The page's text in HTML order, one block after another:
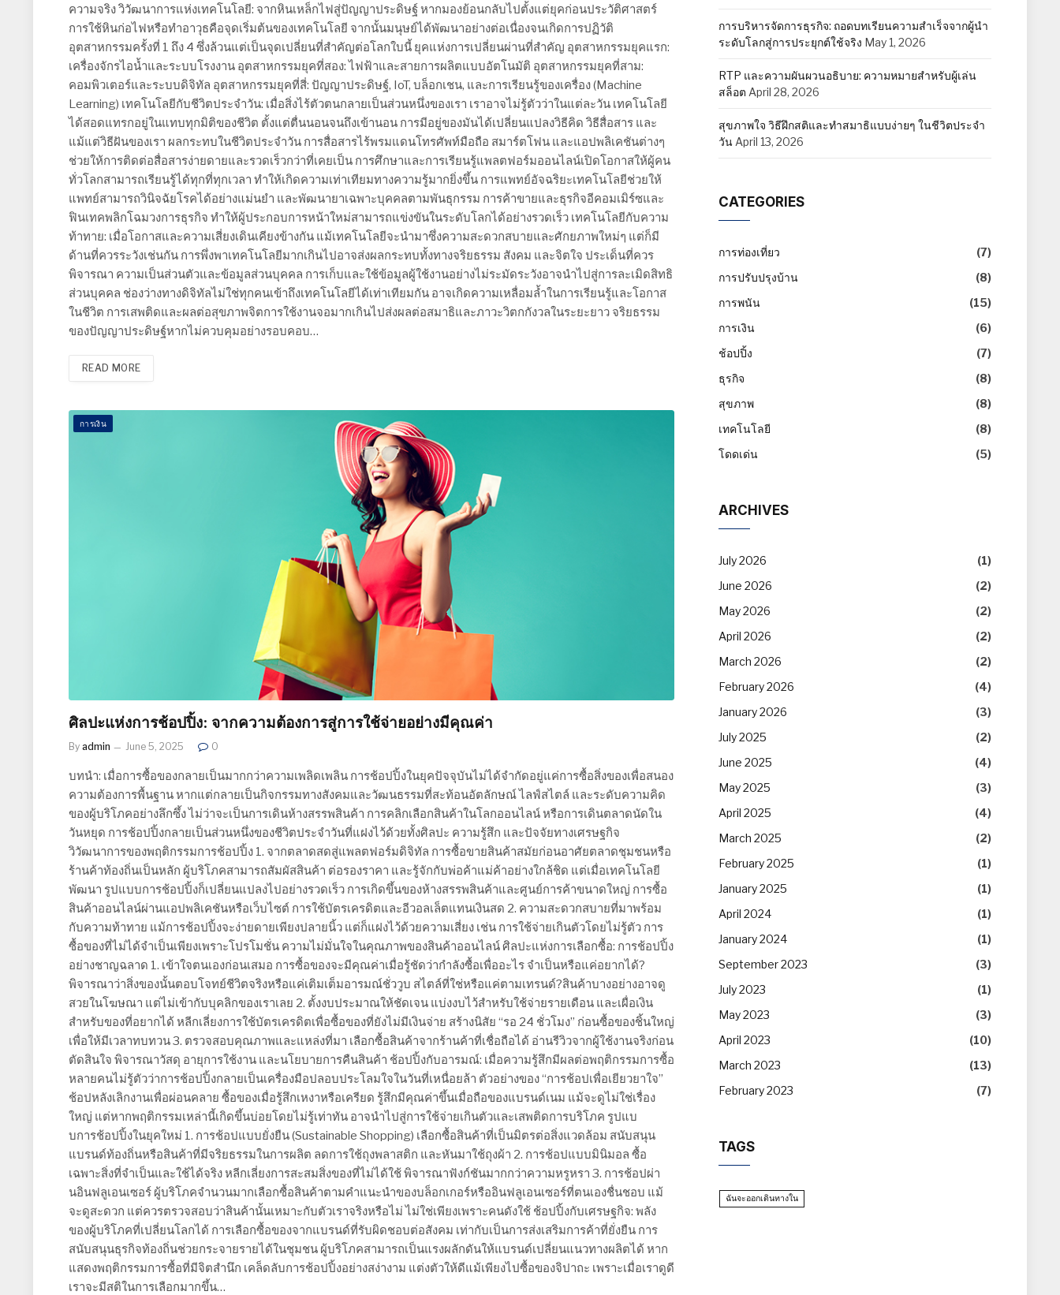
ความจริง วิวัฒนาการแห่งเทคโนโลยี: จากหินเหล็กไฟสู่ปัญญาประดิษฐ์ หากมองย้อนกลับไปตั้งแต่ยุคก่อนประวัติศาสตร์
การใช้หินก่อไฟหรือทำอาวุธคือจุดเริ่มต้นของเทคโนโลยี จากนั้นมนุษย์ได้พัฒนาอย่างต่อเนื่องจนเกิดการปฏิวัติ
อุตสาหกรรมครั้งที่ 1 ถึง 4 ซึ่งล้วนแต่เป็นจุดเปลี่ยนที่สำคัญต่อโลกใบนี้ ยุคแห่งการเปลี่ยนผ่านที่สำคัญ อุตสาหกรรมยุคแรก:
เครื่องจักรไอน้ำและระบบโรงงาน อุตสาหกรรมยุคที่สอง: ไฟฟ้าและสายการผลิตแบบอัตโนมัติ อุตสาหกรรมยุคที่สาม:
คอมพิวเตอร์และระบบดิจิทัล อุตสาหกรรมยุคที่สี่: ปัญญาประดิษฐ์, IoT, บล็อกเชน, และการเรียนรู้ของเครื่อง (Machine
Learning) เทคโนโลยีกับชีวิตประจำวัน: เมื่อสิ่งไร้ตัวตนกลายเป็นส่วนหนึ่งของเรา เราอาจไม่รู้ตัวว่าในแต่ละวัน เทคโนโลยี
ได้สอดแทรกอยู่ในแทบทุกมิติของชีวิต ตั้งแต่ตื่นนอนจนถึงเข้านอน การมีอยู่ของมันได้เปลี่ยนแปลงวิธีคิด วิธีสื่อสาร และ
แม้แต่วิธีฝันของเรา ผลกระทบในชีวิตประจำวัน การสื่อสารไร้พรมแดนโทรศัพท์มือถือ สมาร์ตโฟน และแอปพลิเคชันต่างๆ
ช่วยให้การติดต่อสื่อสารง่ายดายและรวดเร็วกว่าที่เคยเป็น การศึกษาและการเรียนรู้แพลตฟอร์มออนไลน์เปิดโอกาสให้ผู้คน
ทั่วโลกสามารถเรียนรู้ได้ทุกที่ทุกเวลา ทำให้เกิดความเท่าเทียมทางความรู้มากยิ่งขึ้น การแพทย์อัจฉริยะเทคโนโลยีช่วยให้
แพทย์สามารถวินิจฉัยโรคได้อย่างแม่นยำ และพัฒนายาเฉพาะบุคคลตามพันธุกรรม การค้าขายและธุรกิจอีคอมเมิร์ซและ
ฟินเทคพลิกโฉมวงการธุรกิจ ทำให้ผู้ประกอบการหน้าใหม่สามารถแข่งขันในระดับโลกได้อย่างรวดเร็ว เทคโนโลยีกับความ
ท้าทาย: เมื่อโอกาสและความเสี่ยงเดินเคียงข้างกัน แม้เทคโนโลยีจะนำมาซึ่งความสะดวกสบายและศักยภาพใหม่ๆ แต่ก็มี
ด้านที่ควรระวังเช่นกัน การพึ่งพาเทคโนโลยีมากเกินไปอาจส่งผลกระทบทั้งทางจริยธรรม สังคม และจิตใจ ประเด็นที่ควร
พิจารณา ความเป็นส่วนตัวและข้อมูลส่วนบุคคล การเก็บและใช้ข้อมูลผู้ใช้งานอย่างไม่ระมัดระวังอาจนำไปสู่การละเมิดสิทธิ
ส่วนบุคคล ช่องว่างทางดิจิทัลไม่ใช่ทุกคนเข้าถึงเทคโนโลยีได้เท่าเทียมกัน อาจเกิดความเหลื่อมล้ำในการเรียนรู้และโอกาส
ในชีวิต การเสพติดและผลต่อสุขภาพจิตการใช้งานจอมากเกินไปส่งผลต่อสมาธิและภาวะวิตกกังวลในระยะยาว จริยธรรม
ของปัญญาประดิษฐ์หากไม่ควบคุมอย่างรอบคอบ…
READ MORE
การเงิน
ศิลปะแห่งการช้อปปิ้ง: จากความต้องการสู่การใช้จ่ายอย่างมีคุณค่า
By admin June 5, 2025 0
บทนำ: เมื่อการซื้อของกลายเป็นมากกว่าความเพลิดเพลิน การช้อปปิ้งในยุคปัจจุบันไม่ได้จำกัดอยู่แค่การซื้อสิ่งของเพื่อสนอง
ความต้องการพื้นฐาน หากแต่กลายเป็นกิจกรรมทางสังคมและวัฒนธรรมที่สะท้อนอัตลักษณ์ ไลฟ์สไตล์ และระดับความคิด
ของผู้บริโภคอย่างลึกซึ้ง ไม่ว่าจะเป็นการเดินห้างสรรพสินค้า การคลิกเลือกสินค้าในโลกออนไลน์ หรือการเดินตลาดนัดใน
วันหยุด การช้อปปิ้งกลายเป็นส่วนหนึ่งของชีวิตประจำวันที่แฝงไว้ด้วยทั้งศิลปะ ความรู้สึก และปัจจัยทางเศรษฐกิจ
วิวัฒนาการของพฤติกรรมการช้อปปิ้ง 1. จากตลาดสดสู่แพลตฟอร์มดิจิทัล การซื้อขายสินค้าสมัยก่อนอาศัยตลาดชุมชนหรือ
ร้านค้าท้องถิ่นเป็นหลัก ผู้บริโภคสามารถสัมผัสสินค้า ต่อรองราคา และรู้จักกับพ่อค้าแม่ค้าอย่างใกล้ชิด แต่เมื่อเทคโนโลยี
พัฒนา รูปแบบการช้อปปิ้งก็เปลี่ยนแปลงไปอย่างรวดเร็ว การเกิดขึ้นของห้างสรรพสินค้าและศูนย์การค้าขนาดใหญ่ การซื้อ
สินค้าออนไลน์ผ่านแอปพลิเคชันหรือเว็บไซต์ การใช้บัตรเครดิตและอีวอลเล็ตแทนเงินสด 2. ความสะดวกสบายที่มาพร้อม
กับความท้าทาย แม้การช้อปปิ้งจะง่ายดายเพียงปลายนิ้ว แต่ก็แฝงไว้ด้วยความเสี่ยง เช่น การใช้จ่ายเกินตัวโดยไม่รู้ตัว การ
ซื้อของที่ไม่ได้จำเป็นเพียงเพราะโปรโมชั่น ความไม่มั่นใจในคุณภาพของสินค้าออนไลน์ ศิลปะแห่งการเลือกซื้อ: การช้อปปิ้ง
อย่างชาญฉลาด 1. เข้าใจตนเองก่อนเสมอ การซื้อของจะมีคุณค่าเมื่อรู้ชัดว่ากำลังซื้อเพื่ออะไร จำเป็นหรือแค่อยากได้?
พิจารณาว่าสิ่งของนั้นตอบโจทย์ชีวิตจริงหรือแค่เติมเต็มอารมณ์ชั่ววูบ สไตล์ที่ใช่หรือแค่ตามเทรนด์?สินค้าบางอย่างอาจดู
สวยในโฆษณา แต่ไม่เข้ากับบุคลิกของเราเลย 2. ตั้งงบประมาณให้ชัดเจน แบ่งงบไว้สำหรับใช้จ่ายรายเดือน และเผื่อเงิน
สำหรับของที่อยากได้ หลีกเลี่ยงการใช้บัตรเครดิตเพื่อซื้อของที่ยังไม่มีเงินจ่าย สร้างนิสัย “รอ 24 ชั่วโมง” ก่อนซื้อของชิ้นใหญ่
เพื่อให้มีเวลาทบทวน 3. ตรวจสอบคุณภาพและแหล่งที่มา เลือกซื้อสินค้าจากร้านค้าที่เชื่อถือได้ อ่านรีวิวจากผู้ใช้งานจริงก่อน
ตัดสินใจ พิจารณาวัสดุ อายุการใช้งาน และนโยบายการคืนสินค้า ช้อปปิ้งกับอารมณ์: เมื่อความรู้สึกมีผลต่อพฤติกรรมการซื้อ
หลายคนไม่รู้ตัวว่าการช้อปปิ้งกลายเป็นเครื่องมือปลอบประโลมใจในวันที่เหนื่อยล้า ตัวอย่างของ “การช้อปเพื่อเยียวยาใจ”
ช้อปหลังเลิกงานเพื่อผ่อนคลาย ซื้อของเมื่อรู้สึกเหงาหรือเครียด รู้สึกมีคุณค่าขึ้นเมื่อถือของแบรนด์เนม แม้จะดูไม่ใช่เรื่อง
ใหญ่ แต่หากพฤติกรรมเหล่านี้เกิดขึ้นบ่อยโดยไม่รู้เท่าทัน อาจนำไปสู่การใช้จ่ายเกินตัวและเสพติดการบริโภค รูปแบ
บการช้อปปิ้งในยุคใหม่ 1. การช้อปแบบยั่งยืน (Sustainable Shopping) เลือกซื้อสินค้าที่เป็นมิตรต่อสิ่งแวดล้อม สนับสนุน
แบรนด์ท้องถิ่นหรือสินค้าที่มีจริยธรรมในการผลิต ลดการใช้ถุงพลาสติก และหันมาใช้ถุงผ้า 2. การช้อปแบบมินิมอล ซื้อ
เฉพาะสิ่งที่จำเป็นและใช้ได้จริง หลีกเลี่ยงการสะสมสิ่งของที่ไม่ได้ใช้ พิจารณาฟังก์ชันมากกว่าความหรูหรา 3. การช้อปผ่า
นอินฟลูเอนเซอร์ ผู้บริโภคจำนวนมากเลือกซื้อสินค้าตามคำแนะนำของบล็อกเกอร์หรืออินฟลูเอนเซอร์ที่ตนเองชื่นชอบ แม้
จะดูสะดวก แต่ควรตรวจสอบว่าสินค้านั้นเหมาะกับตัวเราจริงหรือไม่ ไม่ใช่เพียงเพราะคนดังใช้ ช้อปปิ้งกับเศรษฐกิจ: พลัง
ของผู้บริโภคที่เปลี่ยนโลกได้ การเลือกซื้อของจากแบรนด์ที่รับผิดชอบต่อสังคม เท่ากับเป็นการส่งเสริมการค้าที่ยั่งยืน การ
สนับสนุนธุรกิจท้องถิ่นช่วยกระจายรายได้ในชุมชน ผู้บริโภคสามารถเป็นแรงผลักดันให้แบรนด์เปลี่ยนแนวทางผลิตได้ หาก
แสดงพฤติกรรมการซื้อที่มีจิตสำนึก เคล็ดลับการช้อปปิ้งอย่างสง่างาม แต่งตัวให้ดีแม้เพียงไปซื้อของจิปาถะ เพราะเมื่อเราดูดี
เราจะมีสติในการเลือกมากขึ้น…
การบริหารจัดการธุรกิจ: ถอดบทเรียนความสำเร็จจากผู้นำ
ระดับโลกสู่การประยุกต์ใช้จริง May 1, 2026
RTP และความผันผวนอธิบาย: ความหมายสำหรับผู้เล่น
สล็อต April 28, 2026
สุขภาพใจ วิธีฝึกสติและทำสมาธิแบบง่ายๆ ในชีวิตประจำ
วัน April 13, 2026
CATEGORIES
การท่องเที่ยว
(7)
การปรับปรุงบ้าน
(8)
การพนัน
(15)
การเงิน
(6)
ช้อปปิ้ง
(7)
ธุรกิจ
(8)
สุขภาพ
(8)
เทคโนโลยี
(8)
โดดเด่น
(5)
ARCHIVES
July 2026
(1)
June 2026
(2)
May 2026
(2)
April 2026
(2)
March 2026
(2)
February 2026
(4)
January 2026
(3)
July 2025
(2)
June 2025
(4)
May 2025
(3)
April 2025
(4)
March 2025
(2)
February 2025
(1)
January 2025
(1)
April 2024
(1)
January 2024
(1)
September 2023
(3)
July 2023
(1)
May 2023
(3)
April 2023
(10)
March 2023
(13)
February 2023
(7)
TAGS
ฉันจะออกเดินทางใน